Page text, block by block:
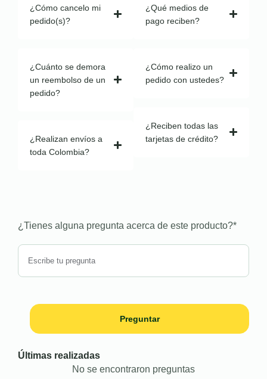
¿Cómo cancelo mi
pedido(s)?
¿Cuánto se demora
un reembolso de un
pedido?
¿Realizan envíos a
toda Colombia?
¿Qué medios de
pago reciben?
¿Cómo realizo un
pedido con ustedes?
¿Reciben todas las
tarjetas de crédito?
¿Tienes alguna pregunta acerca de este producto?*
Preguntar
Últimas realizadas
No se encontraron preguntas